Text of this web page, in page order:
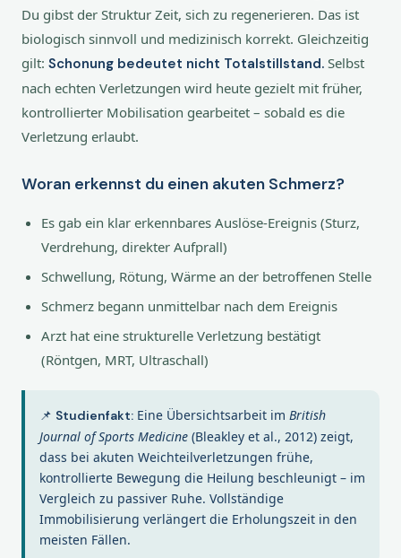
Du gibst der Struktur Zeit, sich zu regenerieren. Das ist
biologisch sinnvoll und medizinisch korrekt. Gleichzeitig
gilt: Schonung bedeutet nicht Totalstillstand. Selbst
nach echten Verletzungen wird heute gezielt mit früher,
kontrollierter Mobilisation gearbeitet – sobald es die
Verletzung erlaubt.
Woran erkennst du einen akuten Schmerz?
Es gab ein klar erkennbares Auslöse-Ereignis (Sturz,
Verdrehung, direkter Aufprall)
Schwellung, Rötung, Wärme an der betroffenen Stelle
Schmerz begann unmittelbar nach dem Ereignis
Arzt hat eine strukturelle Verletzung bestätigt
(Röntgen, MRT, Ultraschall)
📌 Studienfakt: Eine Übersichtsarbeit im British
Journal of Sports Medicine (Bleakley et al., 2012) zeigt,
dass bei akuten Weichteilverletzungen frühe,
kontrollierte Bewegung die Heilung beschleunigt – im
Vergleich zu passiver Ruhe. Vollständige
Immobilisierung verlängert die Erholungszeit in den
meisten Fällen.